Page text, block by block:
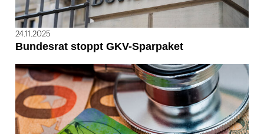
24.11.2025
Bundesrat stoppt GKV-Sparpaket